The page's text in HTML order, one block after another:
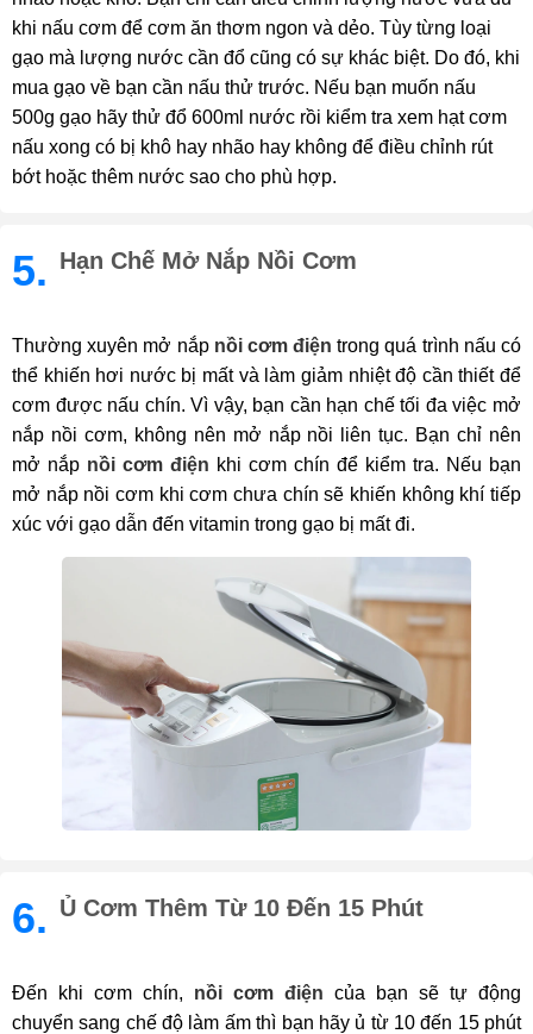
khi nấu cơm để cơm ăn thơm ngon và dẻo. Tùy từng loại
gạo mà lượng nước cần đổ cũng có sự khác biệt. Do đó, khi
mua gạo về bạn cần nấu thử trước. Nếu bạn muốn nấu
500g gạo hãy thử đổ 600ml nước rồi kiểm tra xem hạt cơm
nấu xong có bị khô hay nhão hay không để điều chỉnh rút
bớt hoặc thêm nước sao cho phù hợp.
5. Hạn Chế Mở Nắp Nồi Cơm
Thường xuyên mở nắp nồi cơm điệntrong quá trình nấu có
thể khiến hơi nước bị mất và làm giảm nhiệt độ cần thiết để
cơm được nấu chín. Vì vậy, bạn cần hạn chế tối đa việc mở
nắp nồi cơm, không nên mở nắp nồi liên tục. Bạn chỉ nên
mở nắp nồi cơm điện khi cơm chín để kiểm tra. Nếu bạn
mở nắp nồi cơm khi cơm chưa chín sẽ khiến không khí tiếp
xúc với gạo dẫn đến vitamin trong gạo bị mất đi.
6. Ủ Cơm Thêm Từ 10 Đến 15 Phút
Đến khi cơm chín, nồi cơm điện của bạn sẽ tự động
chuyển sang chế độ làm ấm thì bạn hãy ủ từ 10 đến 15 phút